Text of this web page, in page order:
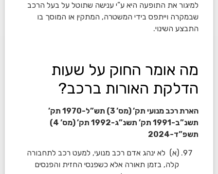
למיגור את התופעה היא ע”י ענישה שתוטל על בעל הרכב
שבמקרה וייתפס בידי המשטרה, המתקין או המוסך בו
התבצע השינוי.
מה אומר החוק על שעות
הדלקת האורות ברכב?
הארת רכב מנועי תק’ (מס’ 3) תש”ל-1970 תק’
תשנ”ב-1991 תק’ תשנ”ג-1992 תק’ (מס’ 4)
תשפ”ד-2024
(א) לא ינהג אדם רכב מנועי, למעט רכב לתחבורה
קלה, בזמן תאורה אלא כשפנסי החזית והפנסים